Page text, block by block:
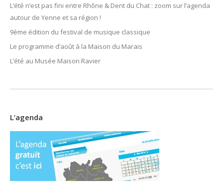
L’été n’est pas fini entre Rhône & Dent du Chat : zoom sur l’agenda
autour de Yenne et sa région !
9ème édition du festival de musique classique
Le programme d’août à la Maison du Marais
L’été au Musée Maison Ravier
L’agenda